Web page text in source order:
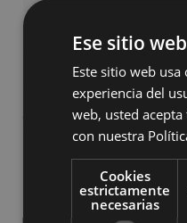
Cuéntanos qué necesitas:
Ese sitio
Este sitio web
experiencia del
web, usted
con nuestra
Cookies
estrictamente
necesarias